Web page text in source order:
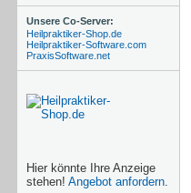
Unsere Co-Server:
Heilpraktiker-Shop.de
Heilpraktiker-Software.com
PraxisSoftware.net
Hier könnte Ihre Anzeige
stehen! Angebot anfordern.